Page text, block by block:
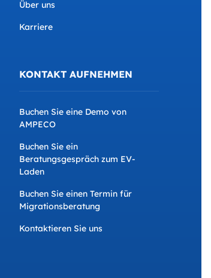
Über uns
Karriere
KONTAKT AUFNEHMEN
Buchen Sie eine Demo von
AMPECO
Buchen Sie ein
Beratungsgespräch zum EV-
Laden
Buchen Sie einen Termin für
Migrationsberatung
Kontaktieren Sie uns